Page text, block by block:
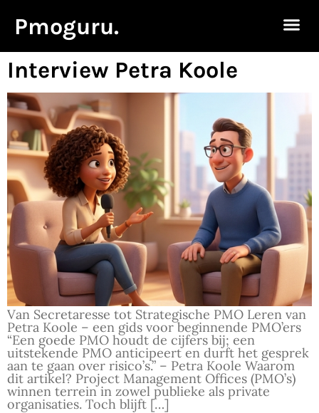
Pmoguru.
Interview Petra Koole
Van Secretaresse tot Strategische PMO Leren van
Petra Koole – een gids voor beginnende PMO’ers
“Een goede PMO houdt de cijfers bij; een
uitstekende PMO anticipeert en durft het gesprek
aan te gaan over risico’s.” – Petra Koole Waarom
dit artikel? Project Management Offices (PMO’s)
winnen terrein in zowel publieke als private
organisaties. Toch blijft […]